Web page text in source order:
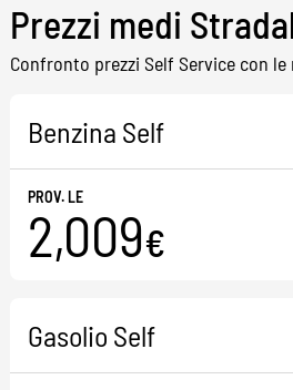
Prezzi medi
Confronto prezzi Self Service con
Benzina Self
PROV. LE
2,009€
Gasolio Self